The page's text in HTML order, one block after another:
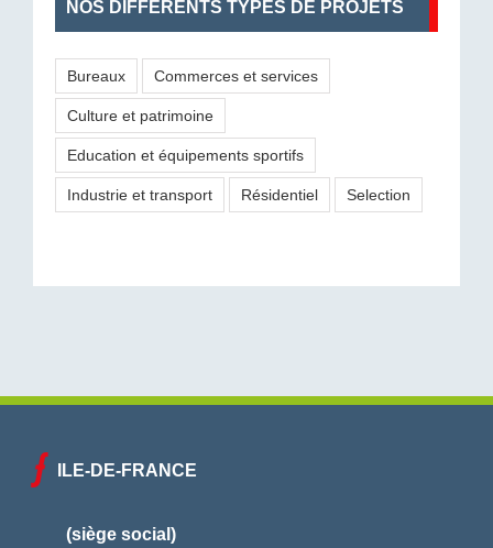
NOS DIFFÉRENTS TYPES DE PROJETS
Bureaux Commerces et services
Culture et patrimoine
Education et équipements sportifs
Industrie et transport Résidentiel Selection
ILE-DE-FRANCE
(siège social)